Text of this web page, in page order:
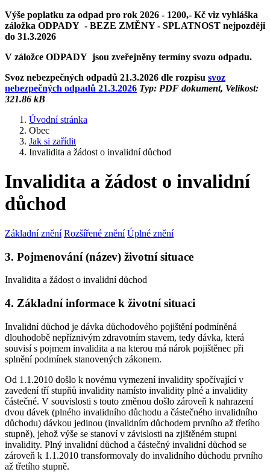
Výše poplatku za odpad pro rok 2026 - 1200,- Kč viz vyhláška
záložka ODPADY - BEZE ZMĚNY - SPLATNOST nejpozději
do 31.3.2026
V záložce ODPADY jsou zveřejněny termíny svozu odpadu.
Svoz nebezpečných odpadů 21.3.2026 dle rozpisu svoz
nebezpečných odpadů 21.3.2026 Typ: PDF dokument, Velikost:
321.86 kB
Úvodní stránka
Obec
Jak si zařídit
Invalidita a žádost o invalidní důchod
Invalidita a žádost o invalidní
důchod
Základní znění Rozšířené znění Úplné znění
3. Pojmenování (název) životní situace
Invalidita a žádost o invalidní důchod
4. Základní informace k životní situaci
Invalidní důchod je dávka důchodového pojištění podmíněná
dlouhodobě nepříznivým zdravotním stavem, tedy dávka, která
souvisí s pojmem invalidita a na kterou má nárok pojištěnec při
splnění podmínek stanovených zákonem.
Od 1.1.2010 došlo k novému vymezení invalidity spočívající v
zavedení tří stupňů invalidity namísto invalidity plné a invalidity
částečné. V souvislosti s touto změnou došlo zároveň k nahrazení
dvou dávek (plného invalidního důchodu a částečného invalidního
důchodu) dávkou jedinou (invalidním důchodem prvního až třetího
stupně), jehož výše se stanoví v závislosti na zjištěném stupni
invalidity. Plný invalidní důchod a částečný invalidní důchod se
zároveň k 1.1.2010 transformovaly do invalidního důchodu prvního
až třetího stupně.